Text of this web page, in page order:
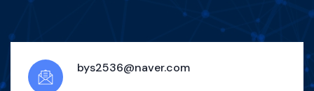
bys2536@naver.com